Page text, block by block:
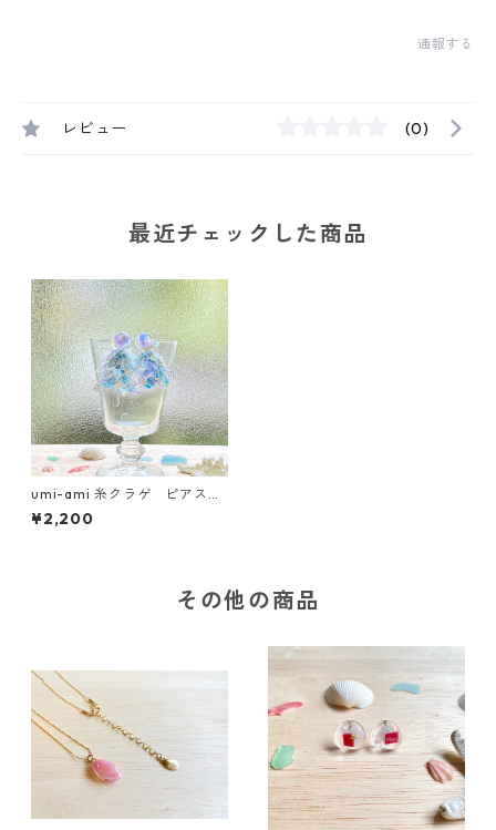
通報する
レビュー (0)
最近チェックした商品
umi-ami 糸クラゲ ピアス
パープル ★海洋プラスチッ
ク・漁網を使用したアップサ
¥2,200
その他の商品